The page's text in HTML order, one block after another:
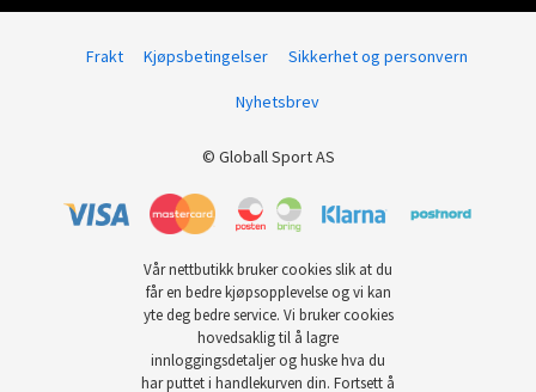
Frakt Kjøpsbetingelser Sikkerhet og personvern
Nyhetsbrev
© Globall Sport AS
Vår nettbutikk bruker cookies slik at du
får en bedre kjøpsopplevelse og vi kan
yte deg bedre service. Vi bruker cookies
hovedsaklig til å lagre
innloggingsdetaljer og huske hva du
har puttet i handlekurven din. Fortsett å